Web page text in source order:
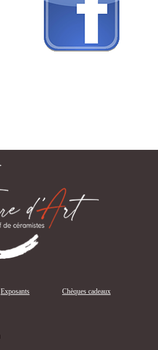
Exposants Chèques cadeaux